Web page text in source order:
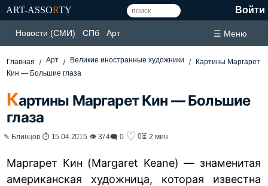
ART-ASSORTY Войти
Новости (СМИ) СПб Арт ☰ Меню
Главная Арт Великие иностранные художники
Картины Маргарет
Кин — Большие глаза
Картины Маргарет Кин — Большие
глаза
✎ Блинцов ⏱ 15.04.2015 👁 374🗨 0 ♡ 0⏳ 2 мин
Маргарет Кин (Margaret Keane) — знаменитая
американская художница, которая известна